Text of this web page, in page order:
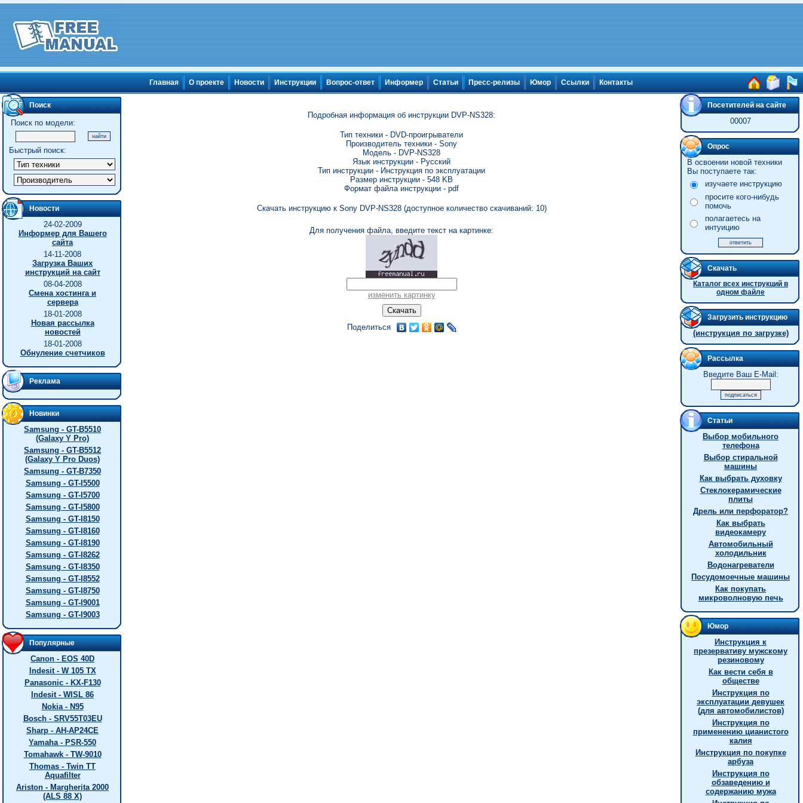
Главная О проекте Новости Инструкции Вопрос-ответ Информер Статьи Пресс-релизы Юмор Ссылки Контакты
Поиск
Поиск по модели:
Быстрый поиск:
Новости
24-02-2009
Информер для Вашего
сайта
14-11-2008
Загрузка Ваших
инструкций на сайт
08-04-2008
Смена хостинга и
сервера
18-01-2008
Новая рассылка
новостей
18-01-2008
Обнуление счетчиков
Реклама
Новинки
Samsung - GT-B5510
(Galaxy Y Pro)
Samsung - GT-B5512
(Galaxy Y Pro Duos)
Samsung - GT-B7350
Samsung - GT-I5500
Samsung - GT-I5700
Samsung - GT-I5800
Samsung - GT-I8150
Samsung - GT-I8160
Samsung - GT-I8190
Samsung - GT-I8262
Samsung - GT-I8350
Samsung - GT-I8552
Samsung - GT-I8750
Samsung - GT-I9001
Samsung - GT-I9003
Популярные
Canon - EOS 40D
Indesit - W 105 TX
Panasonic - KX-F130
Indesit - WISL 86
Nokia - N95
Bosch - SRV55T03EU
Sharp - AH-AP24CE
Yamaha - PSR-550
Tomahawk - TW-9010
Thomas - Twin TT
Aquafilter
Ariston - Margherita 2000
(ALS 88 X)
Подробная информация об инструкции DVP-NS328:
Тип техники - DVD-проигрыватели
Производитель техники - Sony
Модель - DVP-NS328
Язык инструкции - Русский
Тип инструкции - Инструкция по эксплуатации
Размер инструкции - 548 KB
Формат файла инструкции - pdf
Скачать инструкцию к Sony DVP-NS328 (доступное количество скачиваний: 10)
Для получения файла, введите текст на картинке:
изменить картинку
Поделиться
Посетителей на сайте
00007
Опрос
В освоении новой техники
Вы поступаете так:
изучаете инструкцию
просите кого-нибудь
помочь
полагаетесь на
интуицию
Скачать
Каталог всех инструкций в
одном файле
Загрузить инструкцию
(инструкция по загрузке)
Рассылка
Введите Ваш E-Mail:
Статьи
Выбор мобильного
телефона
Выбор стиральной
машины
Как выбрать духовку
Стеклокерамические
плиты
Дрель или перфоратор?
Как выбрать
видеокамеру
Автомобильный
холодильник
Водонагреватели
Посудомоечные машины
Как покупать
микроволновую печь
Юмор
Инструкция к
презервативу мужскому
резиновому
Как вести себя в
обществе
Инструкция по
эксплуатации девушек
(для автомобилистов)
Инстpукция по
пpименению цианистого
калия
Инструкция по покупке
арбуза
Инструкция по
обзаведению и
содержанию мужа